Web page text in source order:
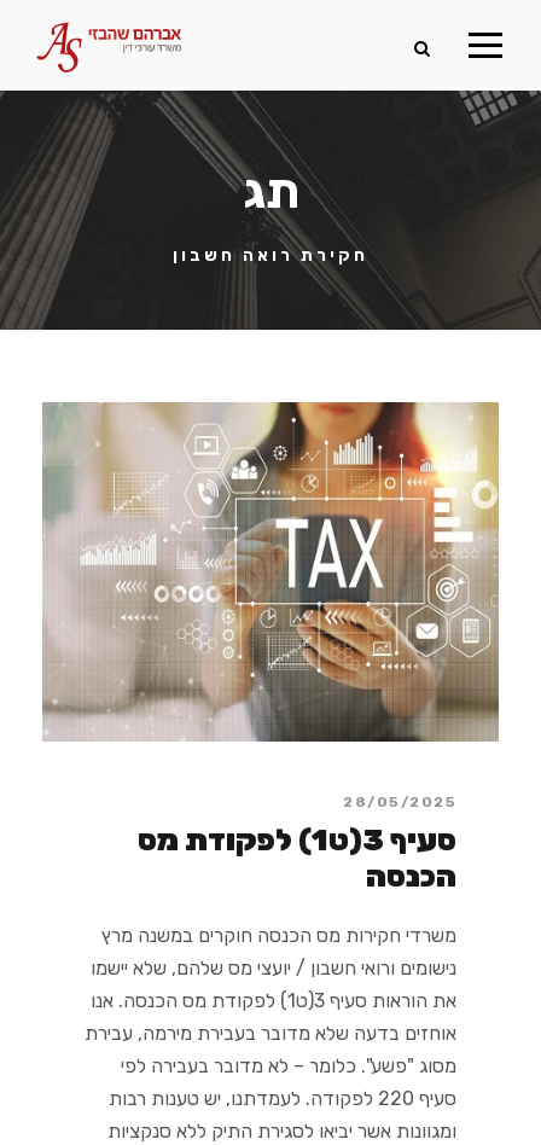
תג
חקירת רואה חשבון
28/05/2025
סעיף 3(ט1) לפקודת מס
הכנסה
משרדי חקירות מס הכנסה חוקרים במשנה מרץ
נישומים ורואי חשבון / יועצי מס שלהם, שלא יישמו
את הוראות סעיף 3(ט1) לפקודת מס הכנסה. אנו
אוחזים בדעה שלא מדובר בעבירת מירמה, עבירת
מסוג "פשע". כלומר – לא מדובר בעבירה לפי
סעיף 220 לפקודה. לעמדתנו, יש טענות רבות
ומגוונות אשר יביאו לסגירת התיק ללא סנקציות